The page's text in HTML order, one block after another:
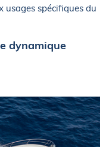
usages spécifiques du
dynamique